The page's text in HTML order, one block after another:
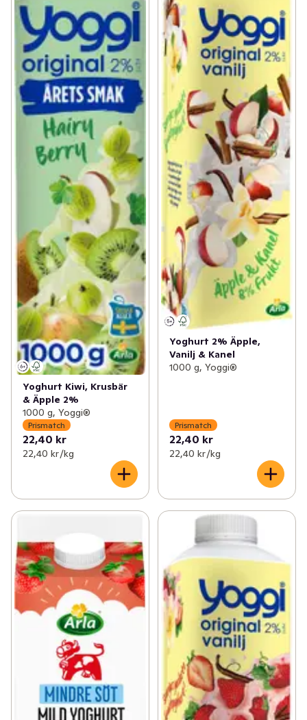
Yoghurt Kiwi, Krusbär
& Äpple 2%
1000 g, Yoggi®
Prismatch
22,40 kr
22,40 kr /kg
Yoghurt 2% Äpple,
Vanilj & Kanel
1000 g, Yoggi®
Prismatch
22,40 kr
22,40 kr /kg